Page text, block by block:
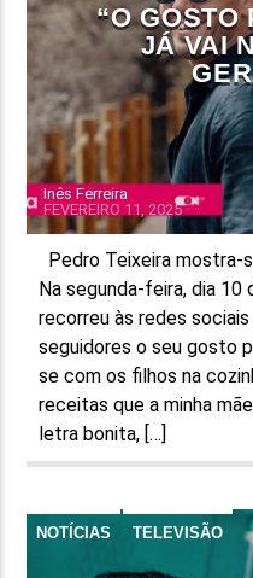
“O GOSTO
JÁ VAI
Inês Ferreira
FEVEREIRO 11, 2025
Pedro Teixeira mostra-
Na segunda-feira, dia
recorreu às redes
seguidores o seu gosto
se com os filhos na
receitas que a minha
letra bonita, […]
NOTÍCIAS TELEVISÃO